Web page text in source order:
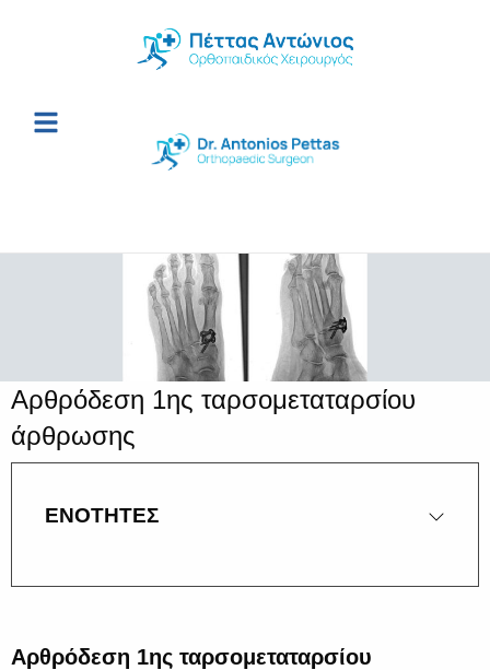
Αρθρόδεση 1ης ταρσομεταταρσίου
άρθρωσης
ΕΝΟΤΗΤΕΣ
Αρθρόδεση 1ης ταρσομεταταρσίου